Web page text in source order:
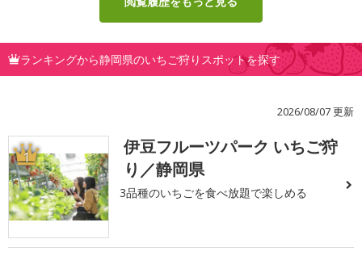
ランキングから静岡県のいちご狩りスポットを探す
2026/08/07 更新
1
伊豆フルーツパーク いちご狩
り／静岡県
3品種のいちごを食べ放題で楽しめる